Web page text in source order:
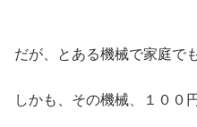
だが、とある機械で家庭で
しかも、その機械、１００